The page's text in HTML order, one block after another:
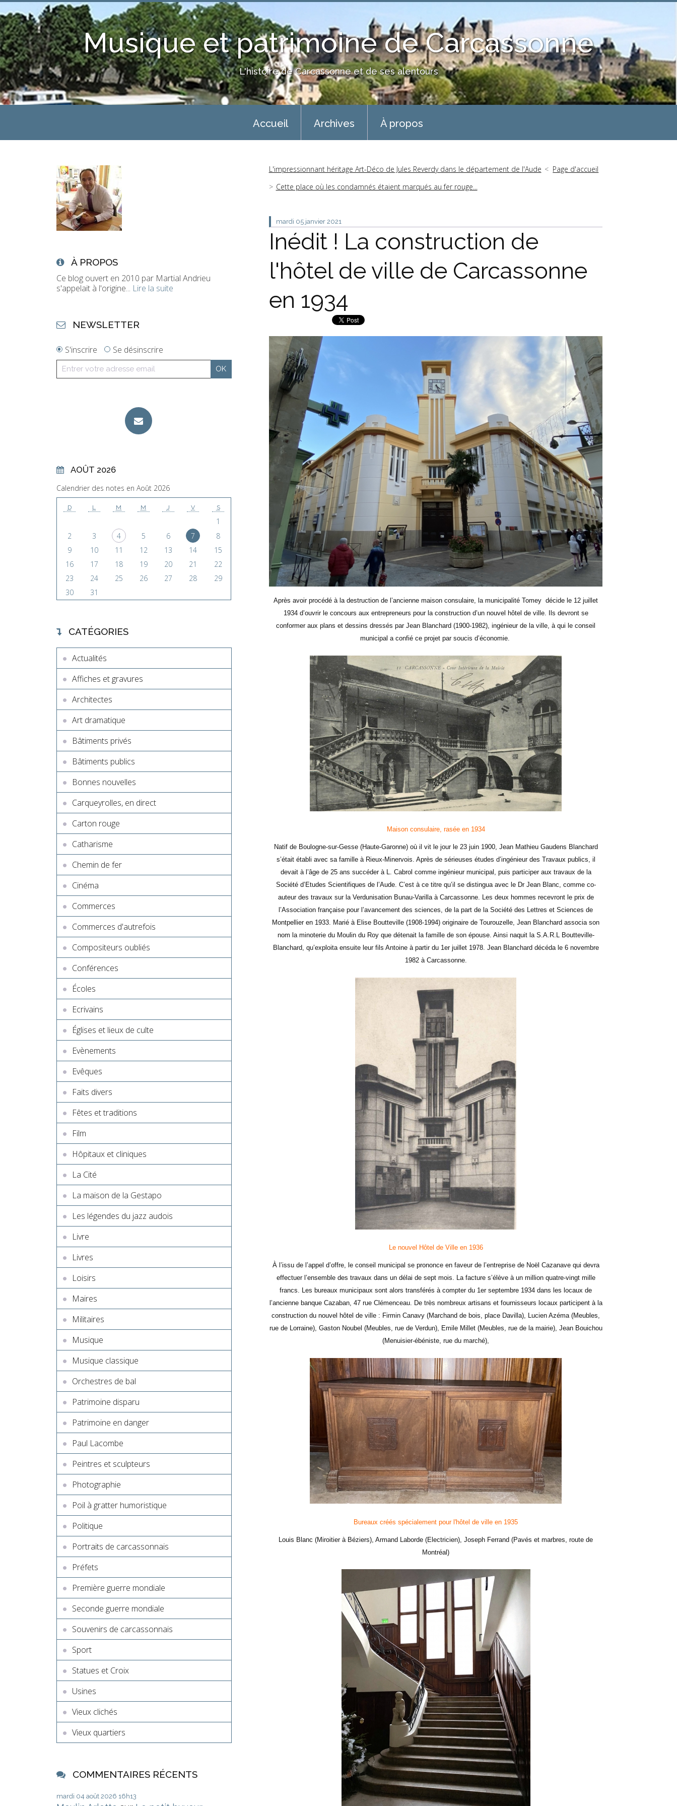
Musique et patrimoine de Carcassonne
L'histoire de Carcassonne et de ses alentours
Accueil Archives À propos
À PROPOS
Ce blog ouvert en 2010 par Martial Andrieu
s'appelait à l'origine... Lire la suite
NEWSLETTER
S'inscrire Se désinscrire
AOÛT 2026
Calendrier des notes en Août 2026
D L M M J V S
1
2
3 4 5 6 7
8
9
10 11 12 13 14
15
16
17 18 19 20 21
22
23
24 25 26 27 28
29
30
31
CATÉGORIES
Actualités
Affiches et gravures
Architectes
Art dramatique
Bâtiments privés
Bâtiments publics
Bonnes nouvelles
Carqueyrolles, en direct
Carton rouge
Catharisme
Chemin de fer
Cinéma
Commerces
Commerces d'autrefois
Compositeurs oubliés
Conférences
Écoles
Ecrivains
Églises et lieux de culte
Evènements
Evêques
Faits divers
Fêtes et traditions
Film
Hôpitaux et cliniques
La Cité
La maison de la Gestapo
Les légendes du jazz audois
Livre
Livres
Loisirs
Maires
Militaires
Musique
Musique classique
Orchestres de bal
Patrimoine disparu
Patrimoine en danger
Paul Lacombe
Peintres et sculpteurs
Photographie
Poil à gratter humoristique
Politique
Portraits de carcassonnais
Préfets
Première guerre mondiale
Seconde guerre mondiale
Souvenirs de carcassonnais
Sport
Statues et Croix
Usines
Vieux clichés
Vieux quartiers
COMMENTAIRES RÉCENTS
mardi 04 août 2026 16h13
L'impressionnant héritage Art-Déco de Jules Reverdy dans le département de l'Aude
Page d'accueil
Cette place où les condamnés étaient marqués au fer rouge...
mardi 05 janvier 2021
Inédit ! La construction de
l'hôtel de ville de Carcassonne
en 1934
Après avoir procédé à la destruction de l’ancienne maison consulaire, la municipalité Tomey décide le 12 juillet
1934 d’ouvrir le concours aux entrepreneurs pour la construction d’un nouvel hôtel de ville. Ils devront se
conformer aux plans et dessins dressés par Jean Blanchard (1900-1982), ingénieur de la ville, à qui le conseil
municipal a confié ce projet par soucis d’économie.
Maison consulaire, rasée en 1934
Natif de Boulogne-sur-Gesse (Haute-Garonne) où il vit le jour le 23 juin 1900, Jean Mathieu Gaudens Blanchard
s’était établi avec sa famille à Rieux-Minervois. Après de sérieuses études d’ingénieur des Travaux publics, il
devait à l’âge de 25 ans succéder à L. Cabrol comme ingénieur municipal, puis participer aux travaux de la
Société d’Etudes Scientifiques de l’Aude. C’est à ce titre qu’il se distingua avec le Dr Jean Blanc, comme co-
auteur des travaux sur la Verdunisation Bunau-Varilla à Carcassonne. Les deux hommes recevront le prix de
l’Association française pour l’avancement des sciences, de la part de la Société des Lettres et Sciences de
Montpellier en 1933. Marié à Elise Boutteville (1908-1994) originaire de Tourouzelle, Jean Blanchard associa son
nom la minoterie du Moulin du Roy que détenait la famille de son épouse. Ainsi naquit la S.A.R.L Boutteville-
Blanchard, qu’exploita ensuite leur fils Antoine à partir du 1er juillet 1978. Jean Blanchard décéda le 6 novembre
1982 à Carcassonne.
Le nouvel Hôtel de Ville en 1936
À l’issu de l’appel d’offre, le conseil municipal se prononce en faveur de l’entreprise de Noël Cazanave qui devra
effectuer l’ensemble des travaux dans un délai de sept mois. La facture s’élève à un million quatre-vingt mille
francs. Les bureaux municipaux sont alors transférés à compter du 1er septembre 1934 dans les locaux de
l’ancienne banque Cazaban, 47 rue Clémenceau. De très nombreux artisans et fournisseurs locaux participent à la
construction du nouvel hôtel de ville : Firmin Canavy (Marchand de bois, place Davilla), Lucien Azéma (Meubles,
rue de Lorraine), Gaston Noubel (Meubles, rue de Verdun), Emile Millet (Meubles, rue de la mairie), Jean Bouichou
(Menuisier-ébéniste, rue du marché),
Bureaux créés spécialement pour l'hôtel de ville en 1935
Louis Blanc (Miroitier à Béziers), Armand Laborde (Electricien), Joseph Ferrand (Pavés et marbres, route de
Montréal)